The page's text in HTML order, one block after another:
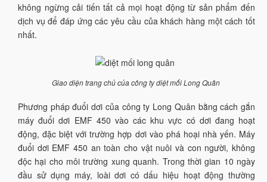
không ngừng cải tiến tất cả mọi hoạt động từ sản phẩm đến
dịch vụ để đáp ứng các yêu cầu của khách hàng một cách tốt
nhất.
Giao diện trang chủ của công ty diệt mối Long Quân
Phương pháp đuổi dơi của công ty Long Quân bằng cách gắn
máy đuổi dơi EMF 450 vào các khu vực có dơi đang hoạt
động, đặc biệt với trường hợp dơi vào phá hoại nhà yến. Máy
đuổi dơi EMF 450 an toàn cho vật nuôi và con người, không
độc hại cho môi trường xung quanh. Trong thời gian 10 ngày
đầu sử dụng máy, loài dơi có dấu hiệu hoạt động thường